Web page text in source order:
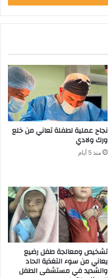
نجاح عملية لطفلة تعاني من خلع
ورك ولادي
منذ 5 أيام
تشخيص ومعالجة طفل رضيع
يعاني من سوء التغذية الحاد
والشديد في مستشفى الطفل